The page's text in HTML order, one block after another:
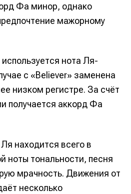
Фа минор, однако
мажорному
нота Ля-
с «Believer» заменена
низком регистре. За счёт
получается аккорд Фа
находится всего в
ноты тональности, песня
мрачность. Движения от
несколько